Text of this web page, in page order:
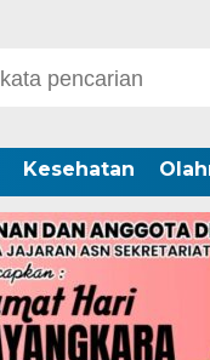
Kesehatan